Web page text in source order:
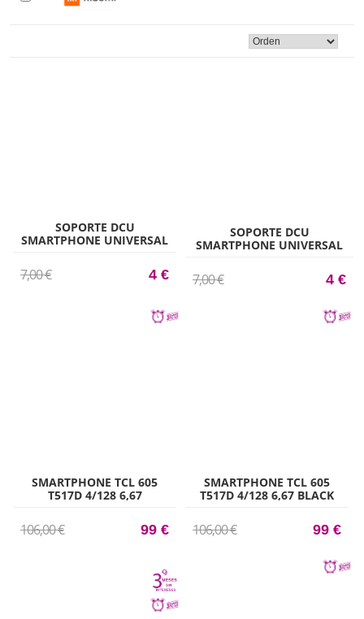
SOPORTE DCU
SMARTPHONE UNIVERSAL
7,00 € 4 €
SOPORTE DCU
SMARTPHONE UNIVERSAL
7,00 € 4 €
SMARTPHONE TCL 605
T517D 4/128 6,67
106,00 € 99 €
SMARTPHONE TCL 605
T517D 4/128 6,67 BLACK
106,00 € 99 €